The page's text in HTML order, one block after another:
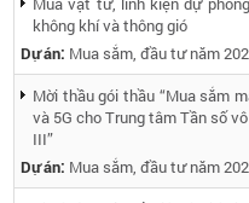
không khí và thông gió
Dự án: Mua sắm, đầu tư năm
Mời thầu gói thầu “Mua sắm
và 5G cho Trung tâm Tần số
III”
Dự án: Mua sắm, đầu tư năm